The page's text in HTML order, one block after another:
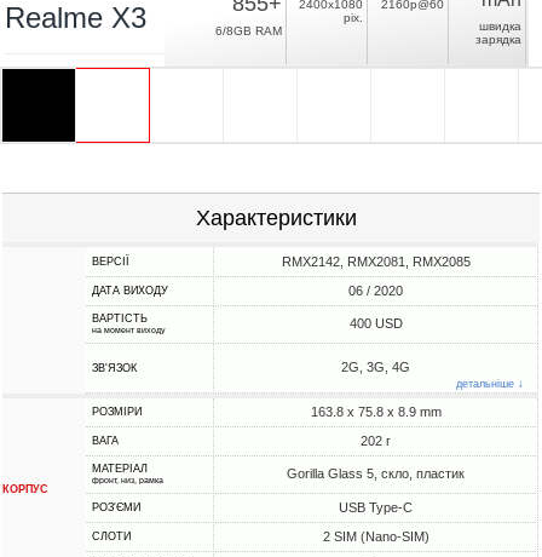
Realme X3 6/8GB RAM
2400x1080
pix.
2160p@60
швидка
зарядка
Характеристики
ВЕРСІЇ RMX2142, RMX2081, RMX2085
ДАТА ВИХОДУ 06 / 2020
ВАРТІСТЬ
на момент виходу 400 USD
ЗВ'ЯЗОК 2G, 3G, 4G
детальніше ↓
КОРПУС
РОЗМІРИ 163.8 x 75.8 x 8.9 mm
ВАГА 202 г
МАТЕРІАЛ
фронт, низ, рамка Gorilla Glass 5, скло, пластик
РОЗ'ЄМИ USB Type-C
СЛОТИ 2 SIM (Nano-SIM)